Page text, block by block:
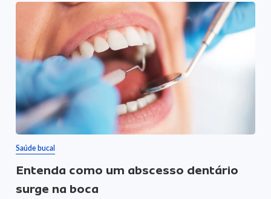
Saúde bucal
Entenda como um abscesso dentário
surge na boca